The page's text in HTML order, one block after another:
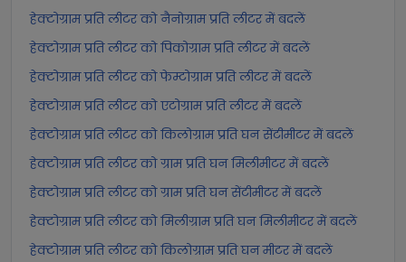
हेक्टोग्राम प्रति लीटर को नैनोग्राम प्रति लीटर में बदलें
हेक्टोग्राम प्रति लीटर को पिकोग्राम प्रति लीटर में बदलें
हेक्टोग्राम प्रति लीटर को फेम्टोग्राम प्रति लीटर में बदलें
हेक्टोग्राम प्रति लीटर को एटोग्राम प्रति लीटर में बदलें
हेक्टोग्राम प्रति लीटर को किलोग्राम प्रति घन सेंटीमीटर में बदलें
हेक्टोग्राम प्रति लीटर को ग्राम प्रति घन मिलीमीटर में बदलें
हेक्टोग्राम प्रति लीटर को ग्राम प्रति घन सेंटीमीटर में बदलें
हेक्टोग्राम प्रति लीटर को मिलीग्राम प्रति घन मिलीमीटर में बदलें
हेक्टोग्राम प्रति लीटर को किलोग्राम प्रति घन मीटर में बदलें